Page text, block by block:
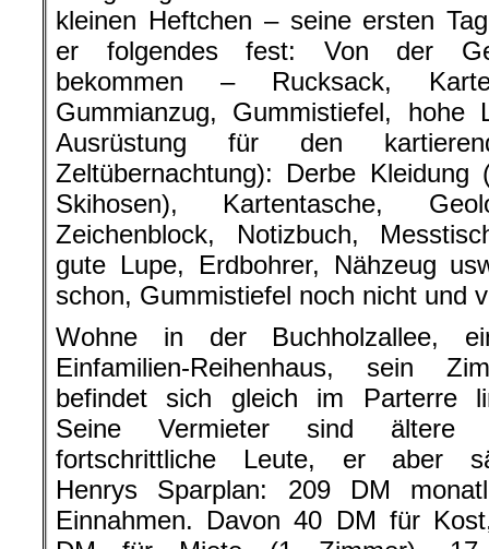
kleinen Heftchen – seine ersten
er folgendes fest: Von der
bekommen – Rucksack,
Gummianzug, Gummistiefel, hohe
Ausrüstung für den
Zeltübernachtung): Derbe Kleidung
Skihosen), Kartentasche,
Zeichenblock, Notizbuch,
gute Lupe, Erdbohrer, Nähzeug
schon, Gummistiefel noch nicht und
Wohne in der Buchholzallee,
Einfamilien-Reihenhaus, sein
befindet sich gleich im Parterre
Seine Vermieter sind ältere
fortschrittliche Leute, er aber
Henrys Sparplan: 209 DM
Einnahmen. Davon 40 DM für